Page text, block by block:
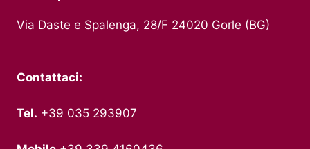
Via Daste e Spalenga, 28/F 24020 Gorle (BG)
Contattaci:
Tel. +39 035 293907